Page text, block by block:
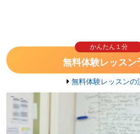
かんたん１分
無料体験レッスン
無料体験レッスンの